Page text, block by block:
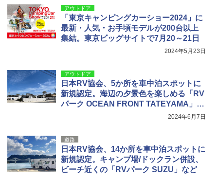
アウトドア
「東京キャンピングカーショー2024」に
最新・人気・お手頃モデルが200台以上
集結。東京ビッグサイトで7月20～21日
2024年5月23日
アウトドア
日本RV協会、5か所を車中泊スポットに
新規認定。海辺の夕景色を楽しめる「RV
パーク OCEAN FRONT TATEYAMA」な
2024年6月7日
道路
日本RV協会、14か所を車中泊スポットに
新規認定。キャンプ場/ドックラン併設、
ビーチ近くの「RVパーク SUZU」など